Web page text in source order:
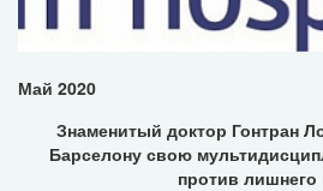
Май 2020
Знаменитый доктор Гонтран
Барселону свою
против лишнего